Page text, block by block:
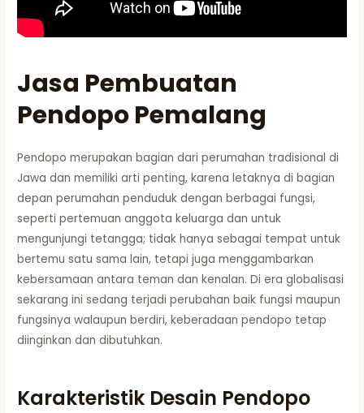
Jasa Pembuatan
Pendopo Pemalang
Pendopo merupakan bagian dari perumahan tradisional di
Jawa dan memiliki arti penting, karena letaknya di bagian
depan perumahan penduduk dengan berbagai fungsi,
seperti pertemuan anggota keluarga dan untuk
mengunjungi tetangga; tidak hanya sebagai tempat untuk
bertemu satu sama lain, tetapi juga menggambarkan
kebersamaan antara teman dan kenalan. Di era globalisasi
sekarang ini sedang terjadi perubahan baik fungsi maupun
fungsinya walaupun berdiri, keberadaan pendopo tetap
diinginkan dan dibutuhkan.
Karakteristik Desain Pendopo